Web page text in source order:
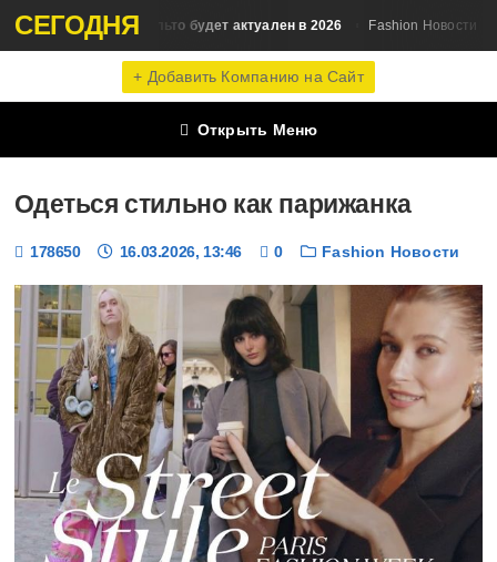
СЕГОДНЯ
Какой стиль пальто будет актуален в 2026 Fashion Новости
+ Добавить Компанию на Сайт
Открыть Меню
Одеться стильно как парижанка
178650 16.03.2026, 13:46 0 Fashion Новости